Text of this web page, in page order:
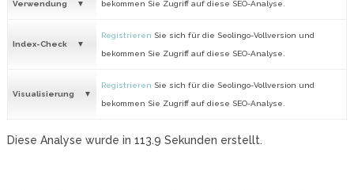
Verwendung bekommen Sie Zugriff auf diese SEO-Analyse.
Index-Check
Registrieren Sie sich für die Seolingo-Vollversion und
bekommen Sie Zugriff auf diese SEO-Analyse.
Visualisierung
Registrieren Sie sich für die Seolingo-Vollversion und
bekommen Sie Zugriff auf diese SEO-Analyse.
Diese Analyse wurde in 113.9 Sekunden erstellt.